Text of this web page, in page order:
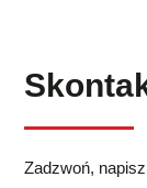
Zadzwoń,